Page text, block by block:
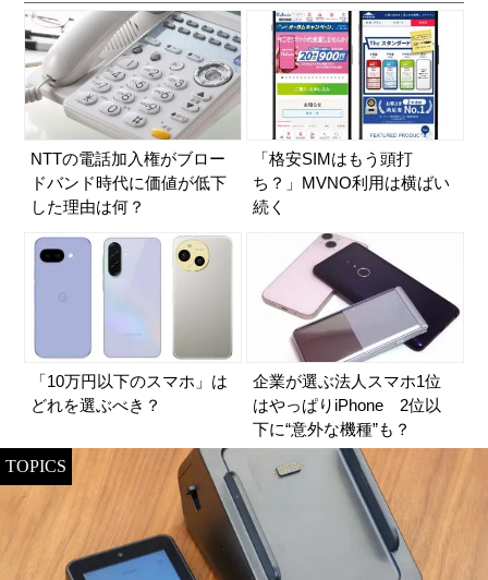
NTTの電話加入権がブロー
ドバンド時代に価値が低下
した理由は何？
「格安SIMはもう頭打
ち？」MVNO利用は横ばい
続く
「10万円以下のスマホ」は
どれを選ぶべき？
企業が選ぶ法人スマホ1位
はやっぱりiPhone 2位以
下に“意外な機種”も？
TOPICS